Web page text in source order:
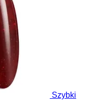
Szybki